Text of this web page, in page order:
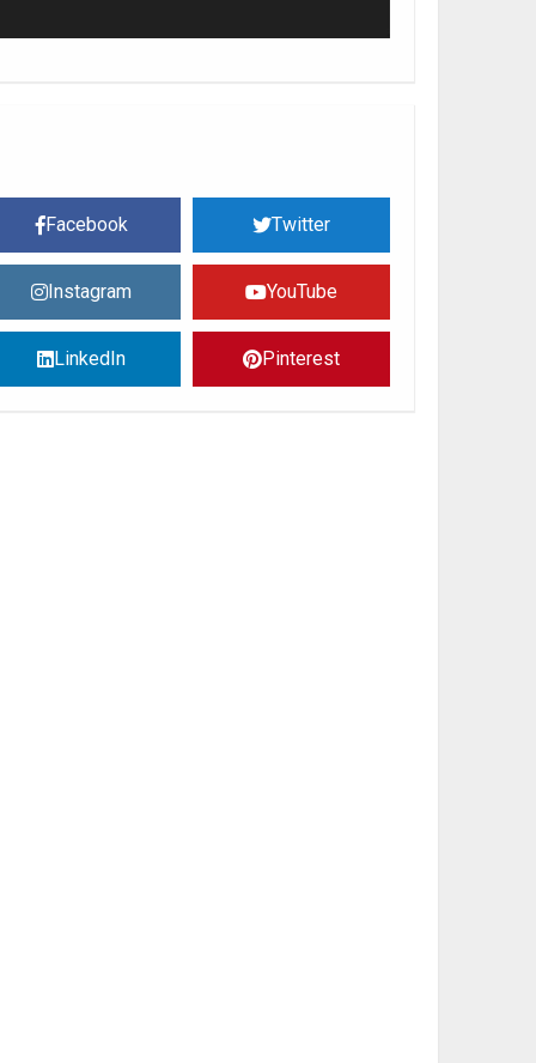
Facebook Twitter
Instagram YouTube
LinkedIn Pinterest